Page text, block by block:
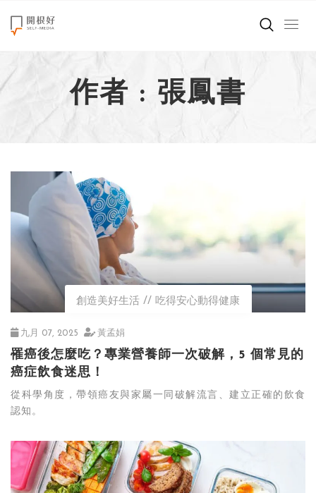
來點正能量
世界在想什麼
創造美好生活
職場商業經濟
影片專區
關於我們
作者 : 張鳳書
創造美好生活 吃得安心動得健康
九月 07, 2025 黃孟娟
罹癌後怎麼吃？專業營養師一次破解，5 個常見的
癌症飲食迷思！
從科學角度，帶領癌友與家屬一同破解流言、建立正確的飲食
認知。